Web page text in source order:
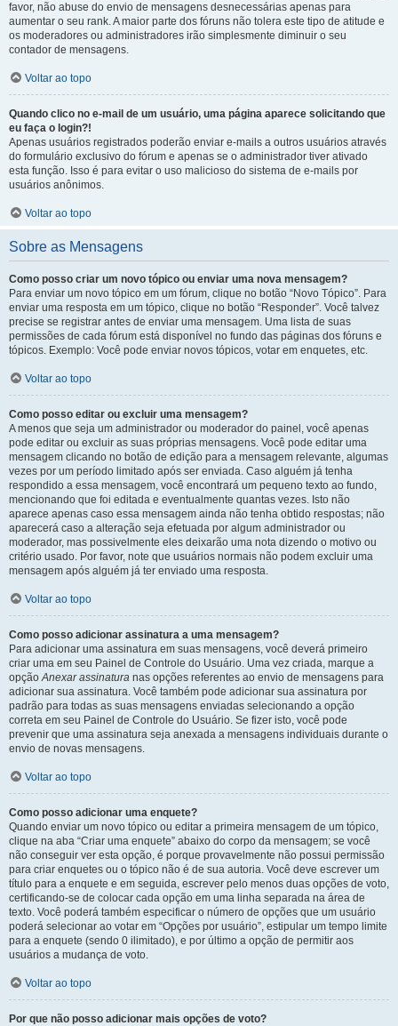
favor, não abuse do envio de mensagens desnecessárias apenas para
aumentar o seu rank. A maior parte dos fóruns não tolera este tipo de atitude e
os moderadores ou administradores irão simplesmente diminuir o seu
contador de mensagens.
Voltar ao topo
Quando clico no e-mail de um usuário, uma página aparece solicitando que
eu faça o login?!
Apenas usuários registrados poderão enviar e-mails a outros usuários através
do formulário exclusivo do fórum e apenas se o administrador tiver ativado
esta função. Isso é para evitar o uso malicioso do sistema de e-mails por
usuários anônimos.
Voltar ao topo
Sobre as Mensagens
Como posso criar um novo tópico ou enviar uma nova mensagem?
Para enviar um novo tópico em um fórum, clique no botão “Novo Tópico”. Para
enviar uma resposta em um tópico, clique no botão “Responder”. Você talvez
precise se registrar antes de enviar uma mensagem. Uma lista de suas
permissões de cada fórum está disponível no fundo das páginas dos fóruns e
tópicos. Exemplo: Você pode enviar novos tópicos, votar em enquetes, etc.
Voltar ao topo
Como posso editar ou excluir uma mensagem?
A menos que seja um administrador ou moderador do painel, você apenas
pode editar ou excluir as suas próprias mensagens. Você pode editar uma
mensagem clicando no botão de edição para a mensagem relevante, algumas
vezes por um período limitado após ser enviada. Caso alguém já tenha
respondido a essa mensagem, você encontrará um pequeno texto ao fundo,
mencionando que foi editada e eventualmente quantas vezes. Isto não
aparece apenas caso essa mensagem ainda não tenha obtido respostas; não
aparecerá caso a alteração seja efetuada por algum administrador ou
moderador, mas possivelmente eles deixarão uma nota dizendo o motivo ou
critério usado. Por favor, note que usuários normais não podem excluir uma
mensagem após alguém já ter enviado uma resposta.
Voltar ao topo
Como posso adicionar assinatura a uma mensagem?
Para adicionar uma assinatura em suas mensagens, você deverá primeiro
criar uma em seu Painel de Controle do Usuário. Uma vez criada, marque a
opçãoAnexar assinatura nas opções referentes ao envio de mensagens para
adicionar sua assinatura. Você também pode adicionar sua assinatura por
padrão para todas as suas mensagens enviadas selecionando a opção
correta em seu Painel de Controle do Usuário. Se fizer isto, você pode
prevenir que uma assinatura seja anexada a mensagens individuais durante o
envio de novas mensagens.
Voltar ao topo
Como posso adicionar uma enquete?
Quando enviar um novo tópico ou editar a primeira mensagem de um tópico,
clique na aba “Criar uma enquete” abaixo do corpo da mensagem; se você
não conseguir ver esta opção, é porque provavelmente não possui permissão
para criar enquetes ou o tópico não é de sua autoria. Você deve escrever um
título para a enquete e em seguida, escrever pelo menos duas opções de voto,
certificando-se de colocar cada opção em uma linha separada na área de
texto. Você poderá também especificar o número de opções que um usuário
poderá selecionar ao votar em “Opções por usuário”, estipular um tempo limite
para a enquete (sendo 0 ilimitado), e por último a opção de permitir aos
usuários a mudança de voto.
Voltar ao topo
Por que não posso adicionar mais opções de voto?